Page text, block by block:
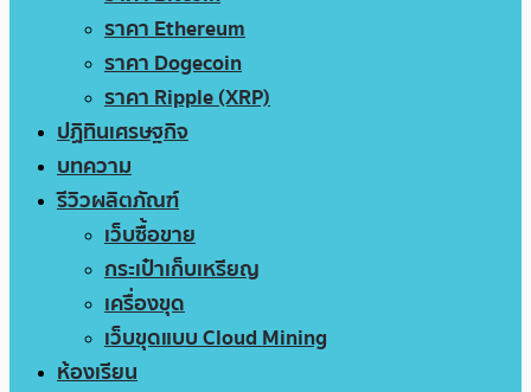
ราคา Ethereum
ราคา Dogecoin
ราคา Ripple (XRP)
ปฏิทินเศรษฐกิจ
บทความ
รีวิวผลิตภัณฑ์
เว็บซื้อขาย
กระเป๋าเก็บเหรียญ
เครื่องขุด
เว็บขุดแบบ Cloud Mining
ห้องเรียน